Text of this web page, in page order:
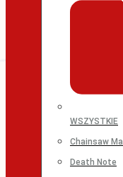
WSZYSTKIE
Chainsaw
Death Note